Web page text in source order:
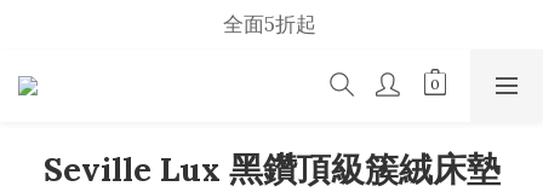
2026  Summer Sale
全面5折起
u p    t o    50 %    s a l e
Seville Lux 黑鑽頂級簇絨床墊